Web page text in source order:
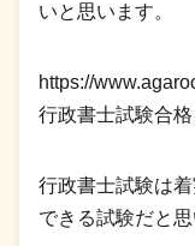
いと思います。
https://
行政書士試験合
行政書士試験は
できる試験だと思